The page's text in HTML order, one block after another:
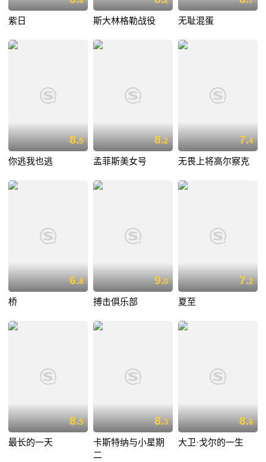
紫日 斯大林格勒战役 无耻混蛋
8.5
你逃我也逃
8.2
孟菲斯美女号
7.4
无畏上将高尔察克
6.8
桥
9.0
搏击俱乐部
7.2
夏至
8.5
最长的一天
8.3
卡斯特纳与小星期
二
8.6
大卫·戈尔的一生